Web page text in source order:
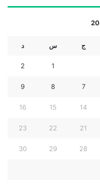
ج س د
1
2
7
8
9
14
15
16
21
22
23
28
29
30